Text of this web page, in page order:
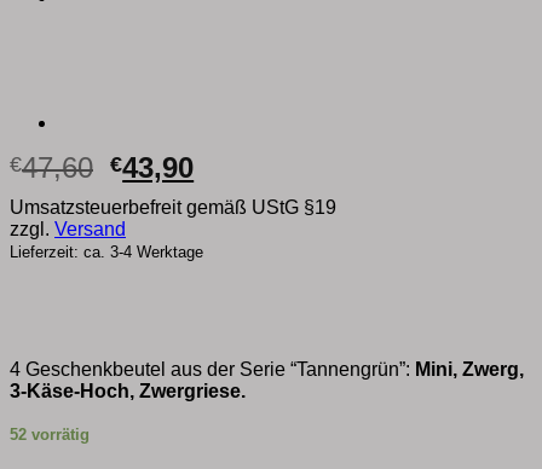
€47,60 Ursprünglicher
Preis
war:
€47,60
€43,90Aktueller
Preis
ist:
€43,90.
Umsatzsteuerbefreit gemäß UStG §19
zzgl. Versand
Lieferzeit: ca. 3-4 Werktage
4 Geschenkbeutel aus der Serie “Tannengrün”: Mini, Zwerg,
3-Käse-Hoch, Zwergriese.
52 vorrätig